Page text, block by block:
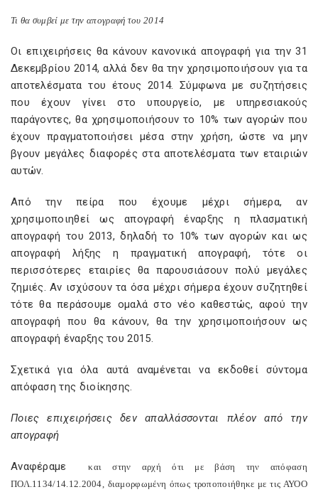
Τι θα συμβεί με την απογραφή του 2014
Οι επιχειρήσεις θα κάνουν κανονικά απογραφή για την 31
Δεκεμβρίου 2014, αλλά δεν θα την χρησιμοποιήσουν για τα
αποτελέσματα του έτους 2014. Σύμφωνα με συζητήσεις
που έχουν γίνει στο υπουργείο, με υπηρεσιακούς
παράγοντες, θα χρησιμοποιήσουν το 10% των αγορών που
έχουν πραγματοποιήσει μέσα στην χρήση, ώστε να μην
βγουν μεγάλες διαφορές στα αποτελέσματα των εταιριών
αυτών.
Από την πείρα που έχουμε μέχρι σήμερα, αν
χρησιμοποιηθεί ως απογραφή έναρξης η πλασματική
απογραφή του 2013, δηλαδή το 10% των αγορών και ως
απογραφή λήξης η πραγματική απογραφή, τότε οι
περισσότερες εταιρίες θα παρουσιάσουν πολύ μεγάλες
ζημιές. Αν ισχύσουν τα όσα μέχρι σήμερα έχουν συζητηθεί
τότε θα περάσουμε ομαλά στο νέο καθεστώς, αφού την
απογραφή που θα κάνουν, θα την χρησιμοποιήσουν ως
απογραφή έναρξης του 2015.
Σχετικά για όλα αυτά αναμένεται να εκδοθεί σύντομα
απόφαση της διοίκησης.
Ποιες επιχειρήσεις δεν απαλλάσσονται πλέον από την
απογραφή
Αναφέραμε
και στην αρχή ότι με βάση την απόφαση
ΠΟΛ.1134/14.12.2004, διαμορφωμένη όπως τροποποιήθηκε με τις ΑΥΟΟ